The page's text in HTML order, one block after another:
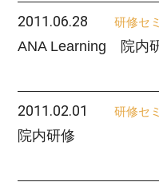
2011.06.28 研修セ
ANA Learning 院内
2011.02.01 研修セ
院内研修